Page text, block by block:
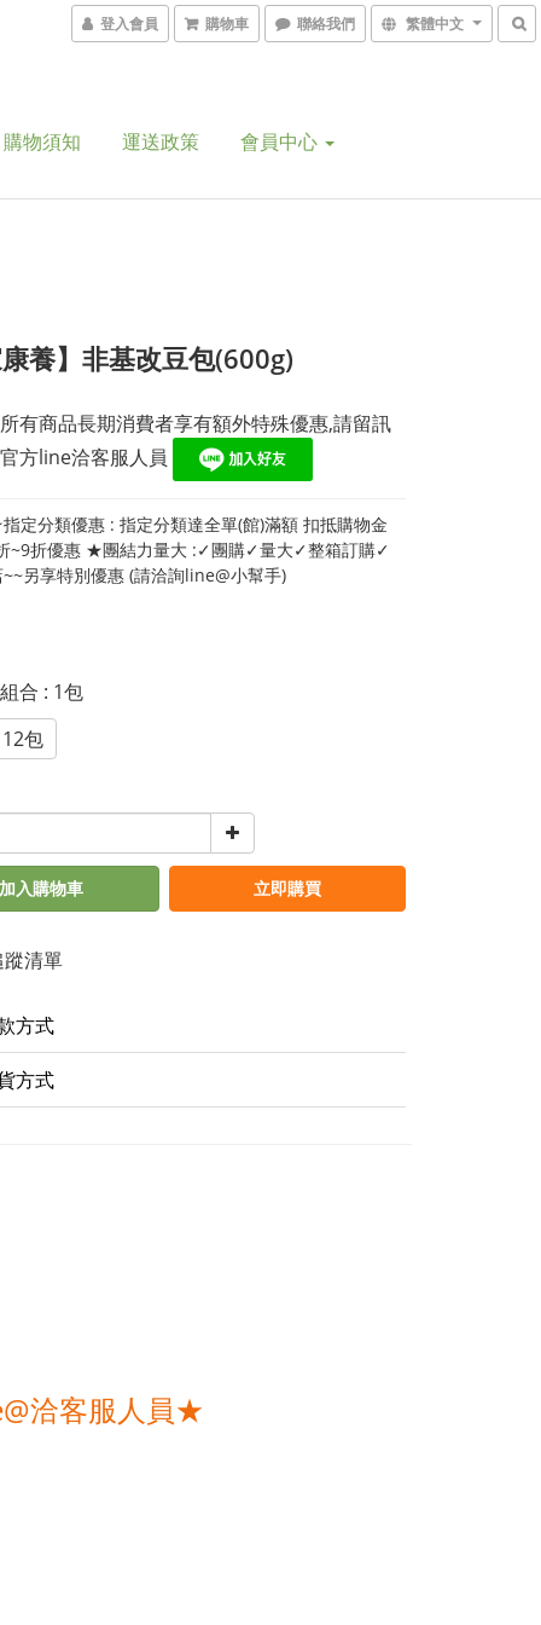
登入會員 購物車 聯絡我們 繁體中文
購物須知 運送政策 會員中心
養】非基改豆包(600g)
有商品長期消費者享有額外特殊優惠,請留訊
方line洽客服人員
定分類優惠 : 指定分類達全單(館)滿額 扣抵購物金
~9折優惠 ★團結力量大 :✓團購✓量大✓整箱訂購✓
另享特別優惠 (請洽詢line@小幫手)
合 : 1包
12包
加入購物車 立即購買
清單
方式
方式
洽客服人員★